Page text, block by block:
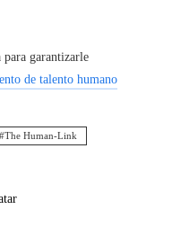
para garantizarle
de talento humano
The Human-Link